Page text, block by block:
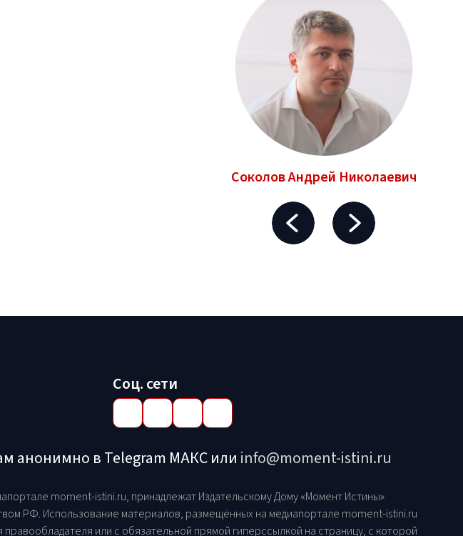
Соколов Андрей Николаевич
Соц. сети
анонимно в Telegram МАКС или info@moment-istini.ru
moment-istini.ru, принадлежат Издательскому Дому «Момент Истины»
РФ. Использование материалов, размещённых на медиапортале moment-istini.ru
или с обязательной прямой гиперссылкой на страницу, с которой